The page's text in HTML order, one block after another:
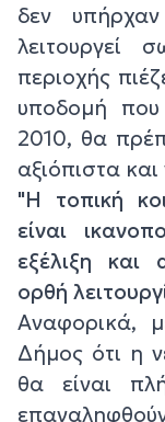
δεν
περιοχής
υποδομή που
2010, θα
αξιόπιστα
"Η τοπική
είναι
εξέλιξη και
ορθή
Αναφορικά,
Δήμος ότι η
θα είναι